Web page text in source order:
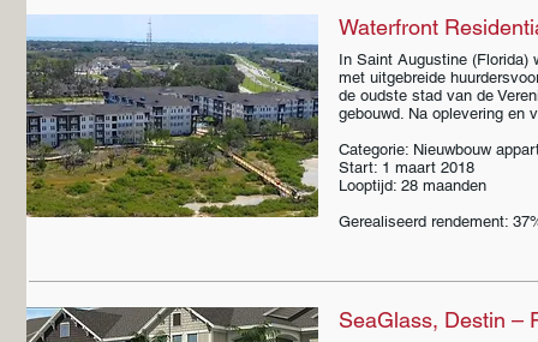
Waterfront
In Saint Augustine (Florida)
met uitgebreide
de oudste stad van de
gebouwd. Na oplevering en
Categorie: Nieuwbouw
Start: 1 maart 2018
Looptijd: 28 maanden
Gerealiseerd rendement:
SeaGlass, Destin –